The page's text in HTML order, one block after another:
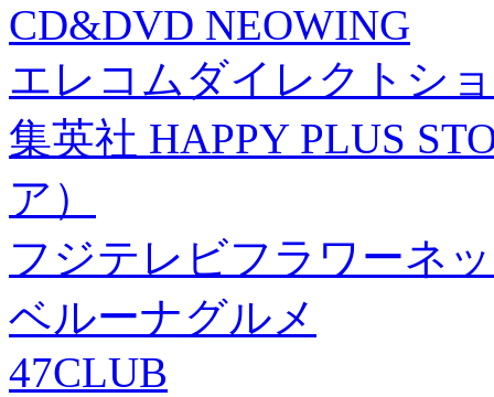
CD&DVD NEOWING
エレコムダイレクトシ
集英社 HAPPY PLUS
ア）
フジテレビフラワーネ
ベルーナグルメ
47CLUB